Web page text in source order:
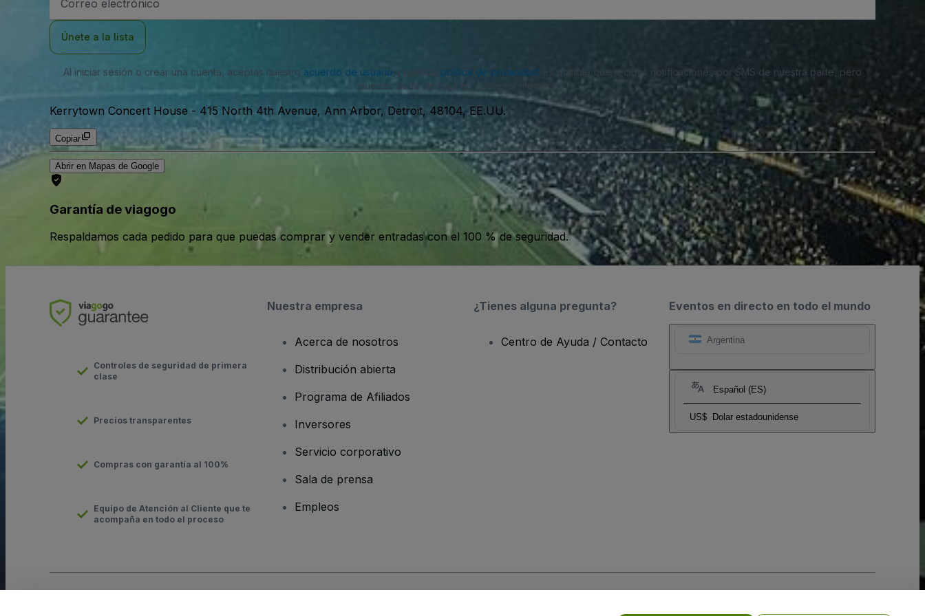
de
Únete a la lista
Al iniciar sesión o crear una cuenta, aceptas nuestro acuerdo de usuario política de privacidad . Es posible que recibas notificaciones por SMS de nuestra parte, pero
puedes darte de baja en cualquier momento.
Kerrytown Concert House - 415 North 4th Avenue, Ann Arbor, Detroit, 48104, EE.UU.
Copiar
Abrir en Mapas de Google
Garantía de viagogo
Respaldamos cada pedido para que puedas comprar y vender entradas con el 100 % de seguridad.
Eventos en directo en todo el mundo
Argentina
Español (ES)
US$ Dolar estadounidense
Controles de seguridad de primera
clase
Precios transparentes
Compras con garantía al 100%
Equipo de Atención al Cliente que te
acompaña en todo el proceso
Nuestra empresa
Acerca de nosotros
Distribución abierta
Programa de Afiliados
Inversores
Servicio corporativo
Sala de prensa
Empleos
¿Tienes alguna pregunta?
Centro de Ayuda / Contacto